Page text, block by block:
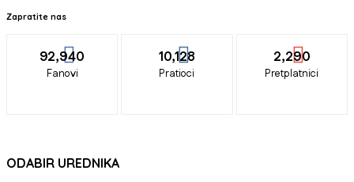
Zapratite nas
92,940
Fanovi
10,128
Pratioci
2,290
Pretplatnici
ODABIR UREDNIKA